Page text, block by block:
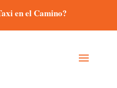
en el Camino?